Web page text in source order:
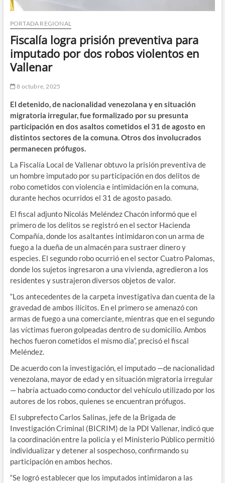
PORTADA REGIONAL
Fiscalía logra prisión preventiva para
imputado por dos robos violentos en
Vallenar
8 octubre, 2025
El detenido, de nacionalidad venezolana y en situación
migratoria irregular, fue formalizado por su presunta
participación en dos asaltos cometidos el 31 de agosto en
distintos sectores de la comuna. Otros dos involucrados
permanecen prófugos.
La Fiscalía Local de Vallenar obtuvo la prisión preventiva de
un hombre imputado por su participación en dos delitos de
robo cometidos con violencia e intimidación en la comuna,
durante hechos ocurridos el 31 de agosto pasado.
El fiscal adjunto Nicolás Meléndez Chacón informó que el
primero de los delitos se registró en el sector Hacienda
Compañía, donde los asaltantes intimidaron con un arma de
fuego a la dueña de un almacén para sustraer dinero y
especies. El segundo robo ocurrió en el sector Cuatro Palomas,
donde los sujetos ingresaron a una vivienda, agredieron a los
residentes y sustrajeron diversos objetos de valor.
“Los antecedentes de la carpeta investigativa dan cuenta de la
gravedad de ambos ilícitos. En el primero se amenazó con
armas de fuego a una comerciante, mientras que en el segundo
las víctimas fueron golpeadas dentro de su domicilio. Ambos
hechos fueron cometidos el mismo día”, precisó el fiscal
Meléndez.
De acuerdo con la investigación, el imputado —de nacionalidad
venezolana, mayor de edad y en situación migratoria irregular
— habría actuado como conductor del vehículo utilizado por los
autores de los robos, quienes se encuentran prófugos.
El subprefecto Carlos Salinas, jefe de la Brigada de
Investigación Criminal (BICRIM) de la PDI Vallenar, indicó que
la coordinación entre la policía y el Ministerio Público permitió
individualizar y detener al sospechoso, confirmando su
participación en ambos hechos.
“Se logró establecer que los imputados intimidaron a las